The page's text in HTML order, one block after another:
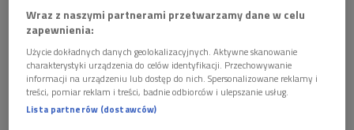
Mateusz Kowalski Foto: Grzegorz Domański
Mateusz Kowalski rozpoczął audycję oberkiem od Jana Gacy.
- Oberek albo mazurek. Jak zwał tak zwał. Różni muzykanci i
Wraz z naszymi partnerami przetwarzamy dane w celu
zapewnienia:
Użycie dokładnych danych geolokalizacyjnych. Aktywne skanowanie
charakterystyki urządzenia do celów identyfikacji. Przechowywanie
informacji na urządzeniu lub dostęp do nich. Spersonalizowane reklamy i
treści, pomiar reklam i treści, badnie odbiorców i ulepszanie usług.
Lista partnerów (dostawców)